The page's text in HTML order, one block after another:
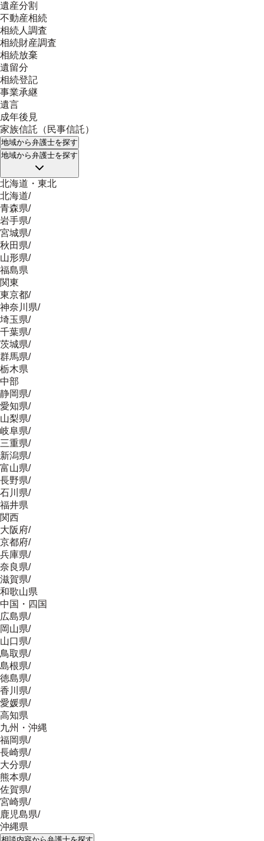
遺産分割
不動産相続
相続人調査
相続財産調査
相続放棄
遺留分
相続登記
事業承継
遺言
成年後見
家族信託（民事信託）
地域から弁護士を探す
地域から弁護士を探す
北海道・東北
北海道/
青森県/
岩手県/
宮城県/
秋田県/
山形県/
福島県
関東
東京都/
神奈川県/
埼玉県/
千葉県/
茨城県/
群馬県/
栃木県
中部
静岡県/
愛知県/
山梨県/
岐阜県/
三重県/
新潟県/
富山県/
長野県/
石川県/
福井県
関西
大阪府/
京都府/
兵庫県/
奈良県/
滋賀県/
和歌山県
中国・四国
広島県/
岡山県/
山口県/
鳥取県/
島根県/
徳島県/
香川県/
愛媛県/
高知県
九州・沖縄
福岡県/
長崎県/
大分県/
熊本県/
佐賀県/
宮崎県/
鹿児島県/
沖縄県